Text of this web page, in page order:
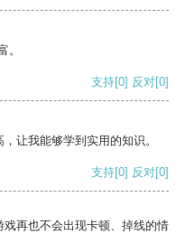
。
支持[0] 反对[0]
让我能够学到实用的知识。
支持[0] 反对[0]
再也不会出现卡顿、掉线的情